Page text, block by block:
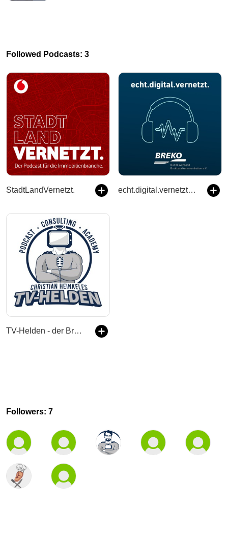
Followed Podcasts: 3
StadtLandVernetzt. echt.digital.vernetzt. - Der BREKO Podcast
TV-Helden - der Branchen Podcast für alle die sich professionell mit Fernsehen beschäftigen
Followers: 7